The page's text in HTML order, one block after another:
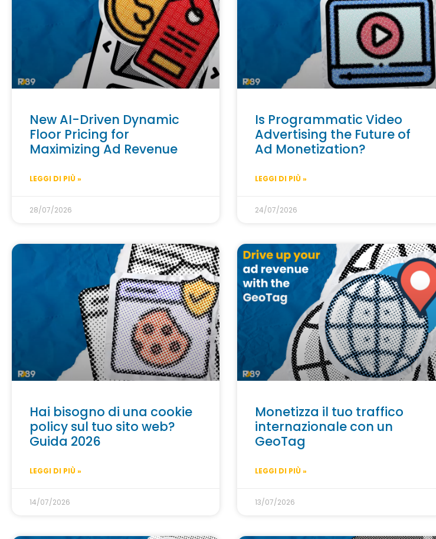
New AI-Driven Dynamic
Floor Pricing for
Maximizing Ad Revenue
LEGGI DI PIÙ »
28/07/2026
Is Programmatic Video
Advertising the Future of
Ad Monetization?
LEGGI DI PIÙ »
24/07/2026
Hai bisogno di una cookie
policy sul tuo sito web?
Guida 2026
LEGGI DI PIÙ »
14/07/2026
Monetizza il tuo traffico
internazionale con un
GeoTag
LEGGI DI PIÙ »
13/07/2026